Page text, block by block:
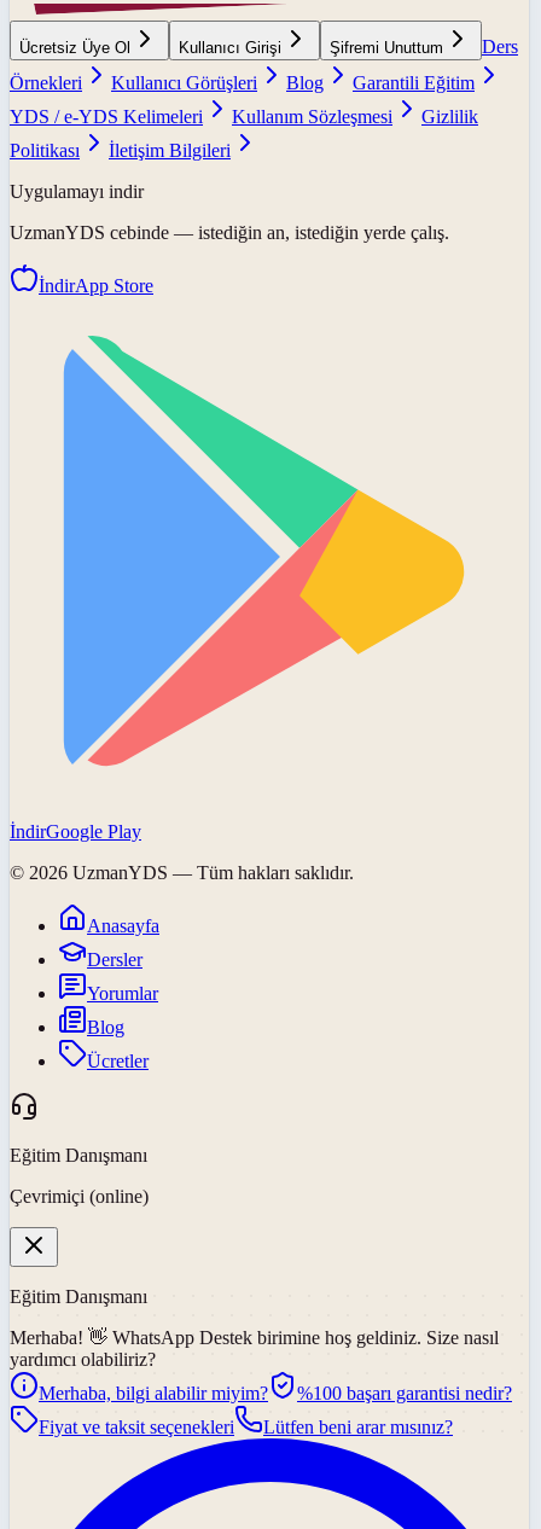
Ücretsiz Üye Ol Kullanıcı Girişi Şifremi Unuttum
Ders
Örnekleri
Kullanıcı Görüşleri Blog
Garantili Eğitim
YDS / e-YDS Kelimeleri
Kullanım Sözleşmesi
Gizlilik
Politikası
İletişim Bilgileri
Uygulamayı indir
UzmanYDS cebinde — istediğin an, istediğin yerde çalış.
İndirApp Store
İndirGoogle Play
© 2026 UzmanYDS — Tüm hakları saklıdır.
Anasayfa
Dersler
Yorumlar
Blog
Ücretler
Eğitim Danışmanı
Çevrimiçi (online)
Eğitim Danışmanı
Merhaba! 👋 WhatsApp Destek birimine hoş geldiniz. Size nasıl
yardımcı olabiliriz?
Merhaba, bilgi alabilir miyim?
%100 başarı garantisi nedir?
Fiyat ve taksit seçenekleri
Lütfen beni arar mısınız?